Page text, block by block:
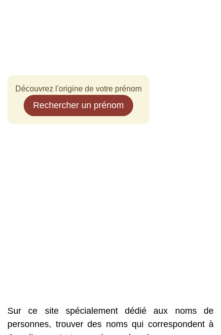
Découvrez l'origine de votre prénom
Rechercher un prénom
Sur ce site spécialement dédié aux noms de
personnes, trouver des noms qui correspondent à